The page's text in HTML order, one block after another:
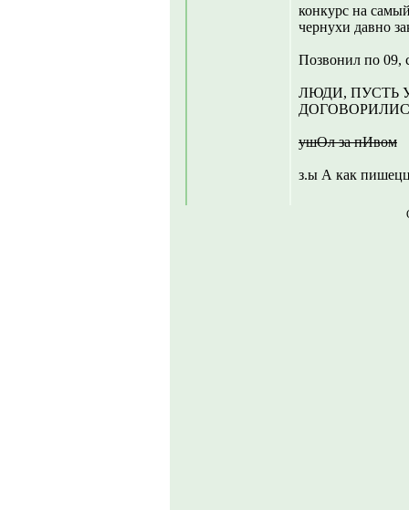
конкурс на
чернухи давно
Позвонил по 09,
ЛЮДИ, ПУСТЬ
ушОл за пИвом
з.ы А как